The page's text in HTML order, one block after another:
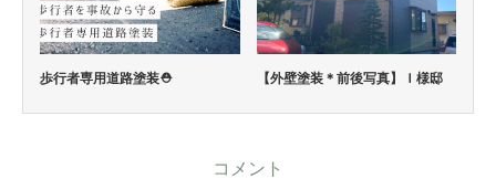
歩行者専用道路塗装⛑ 【外壁塗装＊前後写真】Ｉ様邸
コメント